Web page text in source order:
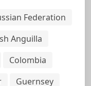
Federation
Anguilla
Colombia
Guernsey